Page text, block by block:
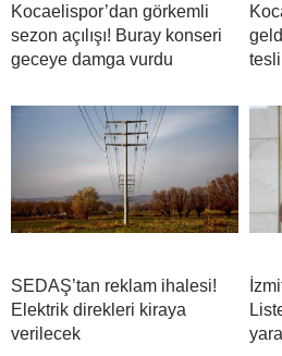
Kocaelispor’dan görkemli
sezon açılışı! Buray konseri
geceye damga vurdu
SEDAŞ’tan reklam ihalesi!
Elektrik direkleri kiraya
verilecek